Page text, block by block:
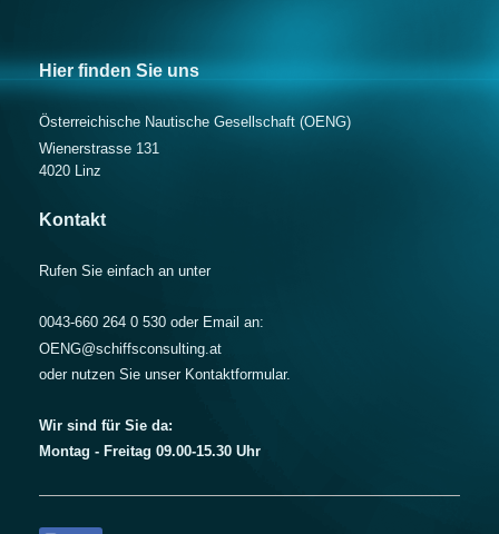
Hier finden Sie uns
Österreichische Nautische Gesellschaft (OENG)
Wienerstrasse 131
4020 Linz
Kontakt
Rufen Sie einfach an unter
0043-660 264 0 530 oder Email an:
OENG@schiffsconsulting.at
oder nutzen Sie unser Kontaktformular.
Wir sind für Sie da:
Montag - Freitag 09.00-15.30 Uhr